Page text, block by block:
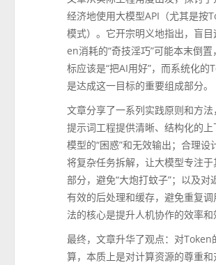
经济地使用大模型API（尤其是按
模式）。它开宗明义地指出，盲
en消耗的“奇技淫巧”可能本末倒置
标应该是“把AI用好”，而系统化的
是达成这一目标的重要组成部分。
文章分享了一系列实践原则和方法
提示词工程提供清晰、结构化的上
模型的“困惑”和无效输出；合理设
将复杂任务拆解，让大模型专注于
部分，避免“大炮打蚊子”；以及对
有效的后处理和缓存，避免重复调
法的核心是提升人机协作的效率和
最终，文章升华了观点：对Token
算，本质上是对计算资源的尊重和